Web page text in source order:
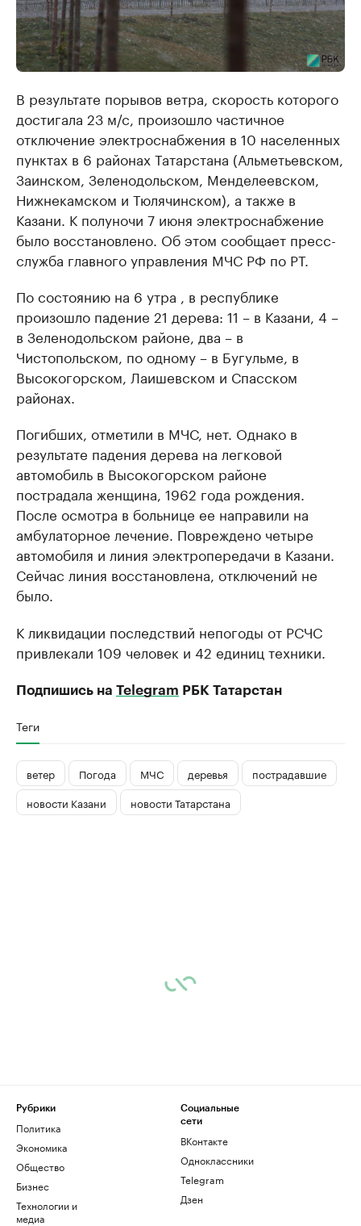
В результате порывов ветра, скорость которого
достигала 23 м/с, произошло частичное
отключение электроснабжения в 10 населенных
пунктах в 6 районах Татарстана (Альметьевском,
Заинском, Зеленодольском, Менделеевском,
Нижнекамском и Тюлячинском), а также в
Казани. К полуночи 7 июня электроснабжение
было восстановлено. Об этом сообщает пресс-
служба главного управления МЧС РФ по РТ.
По состоянию на 6 утра , в республике
произошло падение 21 дерева: 11 – в Казани, 4 –
в Зеленодольском районе, два – в
Чистопольском, по одному – в Бугульме, в
Высокогорском, Лаишевском и Спасском
районах.
Погибших, отметили в МЧС, нет. Однако в
результате падения дерева на легковой
автомобиль в Высокогорском районе
пострадала женщина, 1962 года рождения.
После осмотра в больнице ее направили на
амбулаторное лечение. Повреждено четыре
автомобиля и линия электропередачи в Казани.
Сейчас линия восстановлена, отключений не
было.
К ликвидации последствий непогоды от РСЧС
привлекали 109 человек и 42 единиц техники.
Подпишись на Telegram РБК Татарстан
Теги
ветер Погода МЧС деревья
пострадавшие
новости Казани
новости Татарстана
Рубрики
Политика
Экономика
Общество
Бизнес
Технологии и
медиа
Социальные
сети
ВКонтакте
Одноклассники
Telegram
Дзен